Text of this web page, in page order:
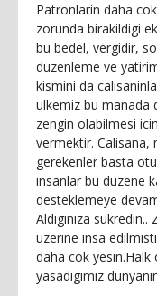
Patronlarin daha
zorunda birakildigi
bu bedel, vergidir,
duzenleme ve
kismini da
ulkemiz bu manada
zengin olabilmesi
vermektir. Calisana,
gerekenler basta
insanlar bu duzene
desteklemeye
Aldiginiza sukredin..
uzerine insa
daha cok
yasadigimiz